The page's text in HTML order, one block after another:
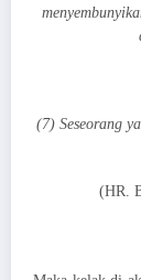
(7) Seseorang
(HR.